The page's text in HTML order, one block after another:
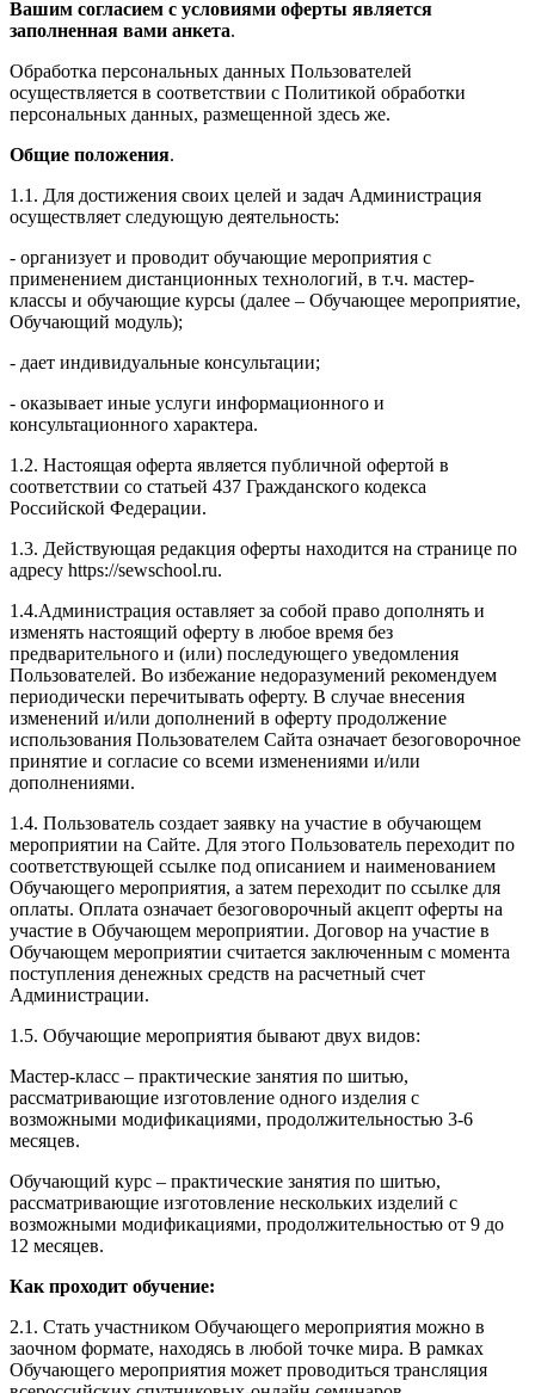
Вашим согласием с условиями оферты является
заполненная вами анкета.
Обработка персональных данных Пользователей
осуществляется в соответствии с Политикой обработки
персональных данных, размещенной здесь же.
Общие положения.
1.1. Для достижения своих целей и задач Администрация
осуществляет следующую деятельность:
- организует и проводит обучающие мероприятия с
применением дистанционных технологий, в т.ч. мастер-
классы и обучающие курсы (далее – Обучающее мероприятие,
Обучающий модуль);
- дает индивидуальные консультации;
- оказывает иные услуги информационного и
консультационного характера.
1.2. Настоящая оферта является публичной офертой в
соответствии со статьей 437 Гражданского кодекса
Российской Федерации.
1.3. Действующая редакция оферты находится на странице по
адресу https://sewschool.ru.
1.4.Администрация оставляет за собой право дополнять и
изменять настоящий оферту в любое время без
предварительного и (или) последующего уведомления
Пользователей. Во избежание недоразумений рекомендуем
периодически перечитывать оферту. В случае внесения
изменений и/или дополнений в оферту продолжение
использования Пользователем Сайта означает безоговорочное
принятие и согласие со всеми изменениями и/или
дополнениями.
1.4. Пользователь создает заявку на участие в обучающем
мероприятии на Сайте. Для этого Пользователь переходит по
соответствующей ссылке под описанием и наименованием
Обучающего мероприятия, а затем переходит по ссылке для
оплаты. Оплата означает безоговорочный акцепт оферты на
участие в Обучающем мероприятии. Договор на участие в
Обучающем мероприятии считается заключенным с момента
поступления денежных средств на расчетный счет
Администрации.
1.5. Обучающие мероприятия бывают двух видов:
Мастер-класс – практические занятия по шитью,
рассматривающие изготовление одного изделия с
возможными модификациями, продолжительностью 3-6
месяцев.
Обучающий курс – практические занятия по шитью,
рассматривающие изготовление нескольких изделий с
возможными модификациями, продолжительностью от 9 до
12 месяцев.
Как проходит обучение:
2.1. Стать участником Обучающего мероприятия можно в
заочном формате, находясь в любой точке мира. В рамках
Обучающего мероприятия может проводиться трансляция